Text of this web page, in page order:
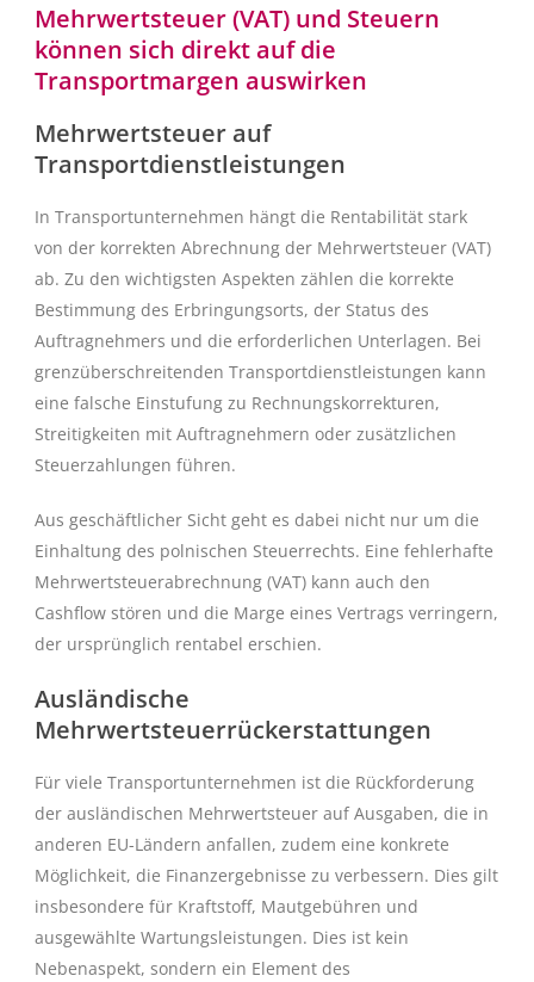
Mehrwertsteuer (VAT) und Steuern
können sich direkt auf die
Transportmargen auswirken
Mehrwertsteuer auf
Transportdienstleistungen
In Transportunternehmen hängt die Rentabilität stark
von der korrekten Abrechnung der Mehrwertsteuer (VAT)
ab. Zu den wichtigsten Aspekten zählen die korrekte
Bestimmung des Erbringungsorts, der Status des
Auftragnehmers und die erforderlichen Unterlagen. Bei
grenzüberschreitenden Transportdienstleistungen kann
eine falsche Einstufung zu Rechnungskorrekturen,
Streitigkeiten mit Auftragnehmern oder zusätzlichen
Steuerzahlungen führen.
Aus geschäftlicher Sicht geht es dabei nicht nur um die
Einhaltung des polnischen Steuerrechts. Eine fehlerhafte
Mehrwertsteuerabrechnung (VAT) kann auch den
Cashflow stören und die Marge eines Vertrags verringern,
der ursprünglich rentabel erschien.
Ausländische
Mehrwertsteuerrückerstattungen
Für viele Transportunternehmen ist die Rückforderung
der ausländischen Mehrwertsteuer auf Ausgaben, die in
anderen EU-Ländern anfallen, zudem eine konkrete
Möglichkeit, die Finanzergebnisse zu verbessern. Dies gilt
insbesondere für Kraftstoff, Mautgebühren und
ausgewählte Wartungsleistungen. Dies ist kein
Nebenaspekt, sondern ein Element des